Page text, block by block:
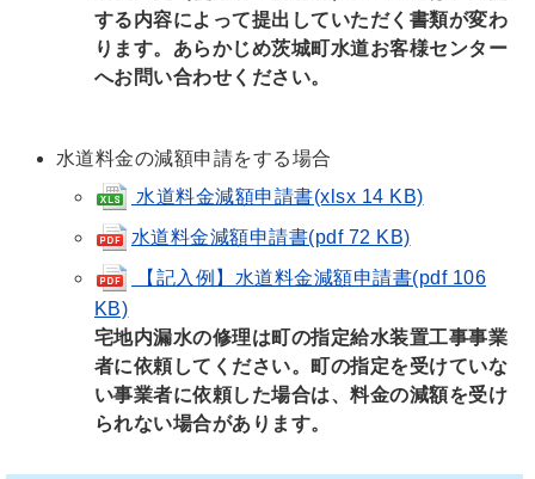
する内容によって提出していただく書類が変わ
ります。あらかじめ茨城町水道お客様センター
へお問い合わせください。
水道料金の減額申請をする場合
水道料金減額申請書(xlsx 14 KB)
水道料金減額申請書(pdf 72 KB)
【記入例】水道料金減額申請書(pdf 106
KB)
宅地内漏水の修理は町の指定給水装置工事事業
者に依頼してください。町の指定を受けていな
い事業者に依頼した場合は、料金の減額を受け
られない場合があります。